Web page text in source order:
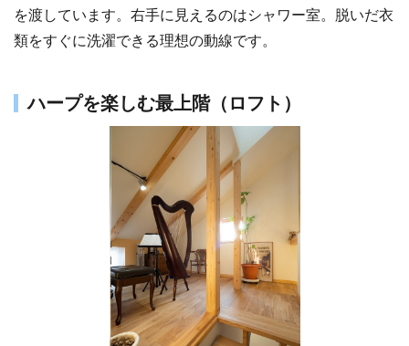
を渡しています。右手に見えるのはシャワー室。脱いだ衣
類をすぐに洗濯できる理想の動線です。
ハープを楽しむ最上階（ロフト）